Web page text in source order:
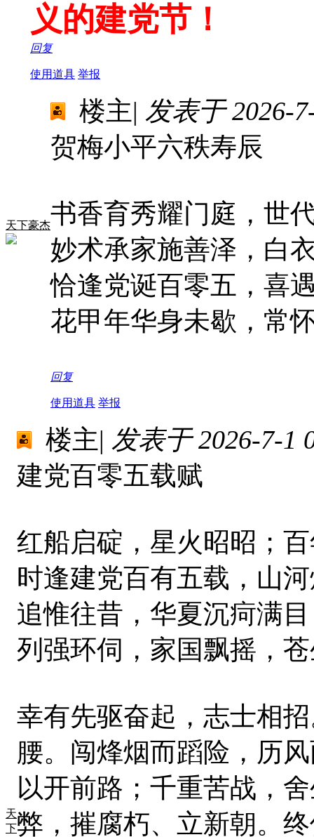
义的建党节！
回复
使用道具 举报
天下豪杰
楼主| 发表于 2026-
贺梅小平六秩寿辰
书香育秀耀门庭，世
妙术承家施善泽，白
恰逢党诞百零五，喜
花甲年华身未歇，常
回复
使用道具 举报
天
下
楼主| 发表于 2026-7-1
建党百零五载赋
红船启碇，星火昭昭；
时逢建党百有五载，山
追惟往昔，华夏沉疴满
列强环伺，家国飘摇，
幸有先驱奋起，志士相
腰。闯烽烟而蹈险，历
以开前路；千重苦战，
弊，摧腐朽、立新朝。